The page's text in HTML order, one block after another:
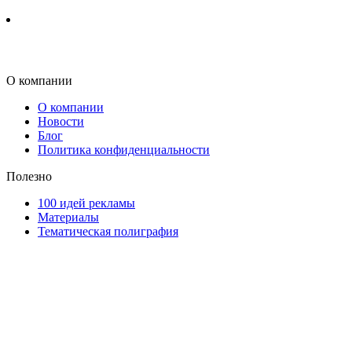
О компании
О компании
Новости
Блог
Политика конфиденциальности
Полезно
100 идей рекламы
Материалы
Тематическая полиграфия